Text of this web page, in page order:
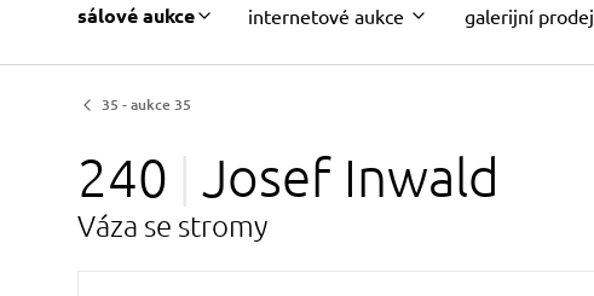
sálové aukce internetové aukce galerijní prodej
35 - aukce 35
240 Josef Inwald
Váza se stromy